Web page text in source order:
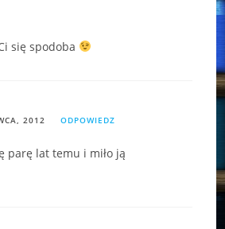
się spodoba
2012 ODPOWIEDZ
parę lat temu i miło ją